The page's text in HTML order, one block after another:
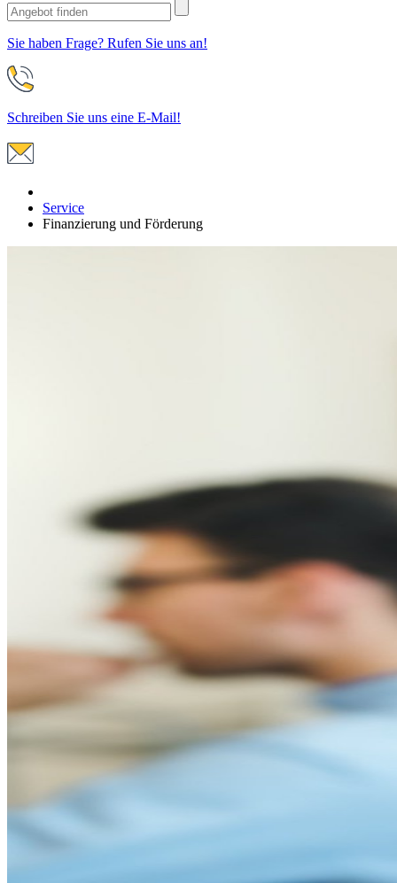
Sie haben Frage? Rufen Sie uns an!
Schreiben Sie uns eine E-Mail!
Service
Finanzierung und Förderung